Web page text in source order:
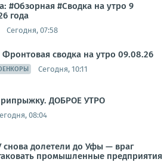
#Обзорная #Сводка на утро 9
года
Сегодня, 07:58
Фронтовая сводка на утро 09.08.26
Сегодня, 10:11
ДОБРОЕ УТРО
08:04
долетели до Уфы — враг
промышленные предприятия